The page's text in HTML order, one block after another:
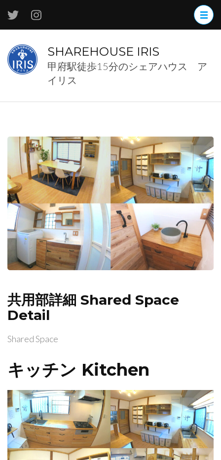
ン
ツ
キ
(Enter
押
す)
SHAREHOUSE IRIS
甲府駅徒歩15分のシェアハウス ア
イリス
共用部詳細 Shared Space
Detail
Shared Space
キッチン Kitchen